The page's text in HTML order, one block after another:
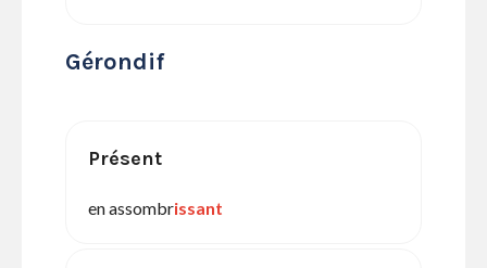
Gérondif
Présent
en assombrissant